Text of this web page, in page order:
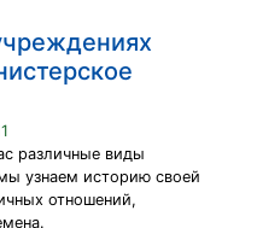
различные виды
узнаем историю своей
отношений,